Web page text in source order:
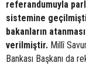
referandumuyla
sistemine
bakanların
verilmiştir. Millî
Bankası Başkanı da